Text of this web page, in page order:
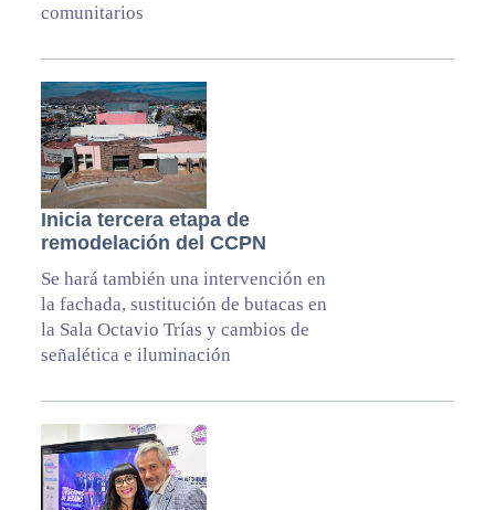
comunitarios
Inicia tercera etapa de
remodelación del CCPN
Se hará también una intervención en
la fachada, sustitución de butacas en
la Sala Octavio Trías y cambios de
señalética e iluminación